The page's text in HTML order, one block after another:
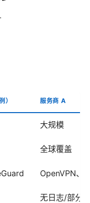
） 服务商 A
大规模
全球覆盖
OpenVPN、
无日志/部分